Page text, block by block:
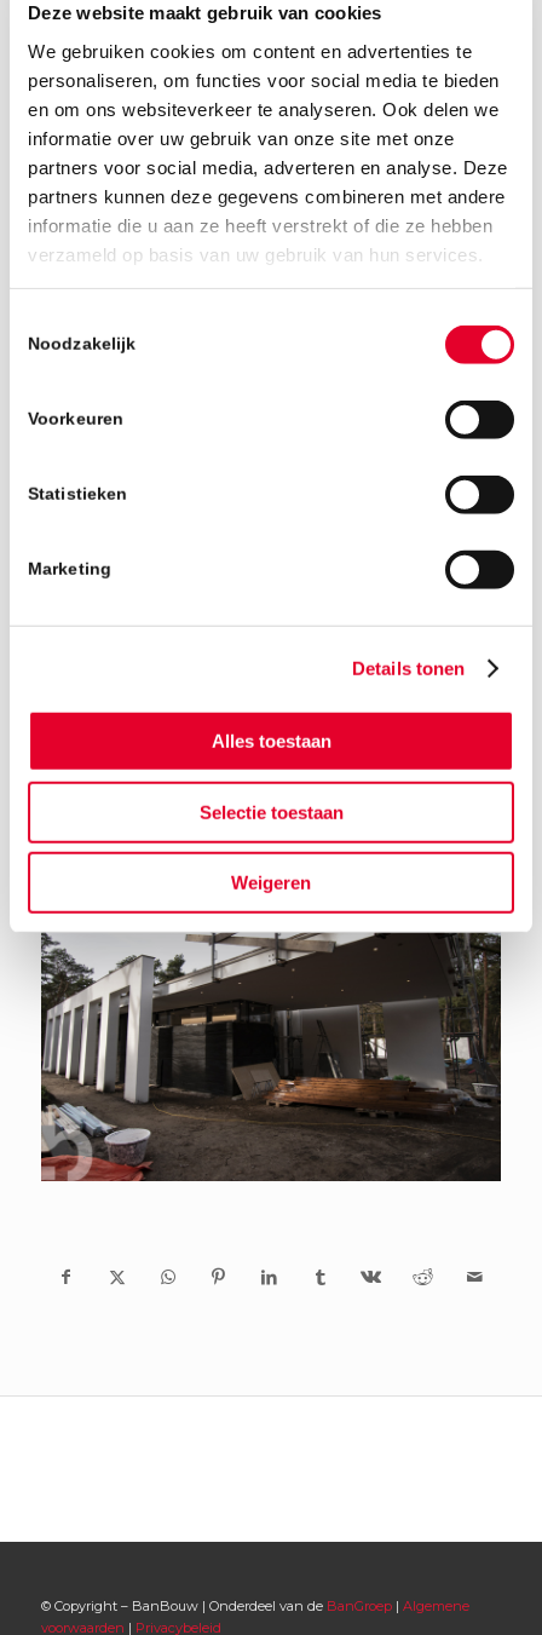
Deze website maakt gebruik van cookies
We gebruiken cookies om content en advertenties te
personaliseren, om functies voor social media te bieden
en om ons websiteverkeer te analyseren. Ook delen we
informatie over uw gebruik van onze site met onze
partners voor social media, adverteren en analyse. Deze
partners kunnen deze gegevens combineren met andere
informatie die u aan ze heeft verstrekt of die ze hebben
verzameld op basis van uw gebruik van hun services.
Noodzakelijk
Voorkeuren
Statistieken
Marketing
Details tonen
Alles toestaan
Selectie toestaan
Weigeren
13 februari 2020
Terug naar het nieuwsoverzicht
© Copyright – BanBouw | Onderdeel van de BanGroep| Algemene
voorwaarden | Privacybeleid